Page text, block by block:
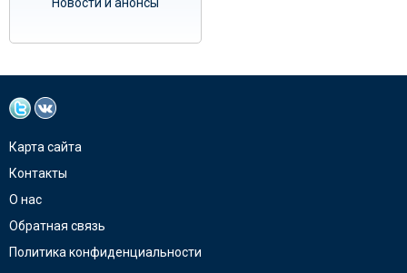
Карта сайта
Контакты
О нас
Обратная связь
Политика конфиденциальности